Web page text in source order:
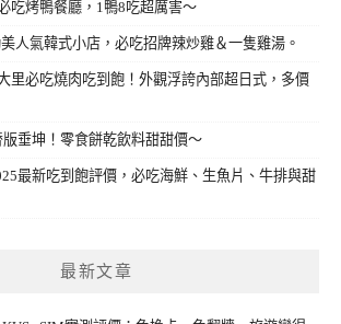
吃烤鴨餐廳，1鴨8吃超厲害～
人氣韓式小店，必吃招牌辣炒雞＆一隻雞湯。
里必吃燒肉吃到飽！外觀浮誇內部超日式，多價
版垂坤！零食餅乾飲料甜甜價～
最新吃到飽評價，必吃海鮮、生魚片、牛排與甜
最新文章